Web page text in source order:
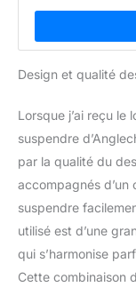
Design et qualité
Lorsque j’ai reçu le
suspendre
par la qualité du
accompagnés d’un
suspendre
utilisé est d’une
qui s’harmonise
Cette combinaison